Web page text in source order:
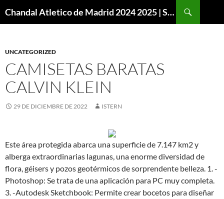
Chandal Atletico de Madrid 2024 2025 | SuperVigo
UNCATEGORIZED
CAMISETAS BARATAS
CALVIN KLEIN
29 DE DICIEMBRE DE 2022 ISTERN
Este área protegida abarca una superficie de 7.147 km2 y
alberga extraordinarias lagunas, una enorme diversidad de
flora, géisers y pozos geotérmicos de sorprendente belleza. 1. -
Photoshop: Se trata de una aplicación para PC muy completa.
3. -Autodesk Sketchbook: Permite crear bocetos para diseñar